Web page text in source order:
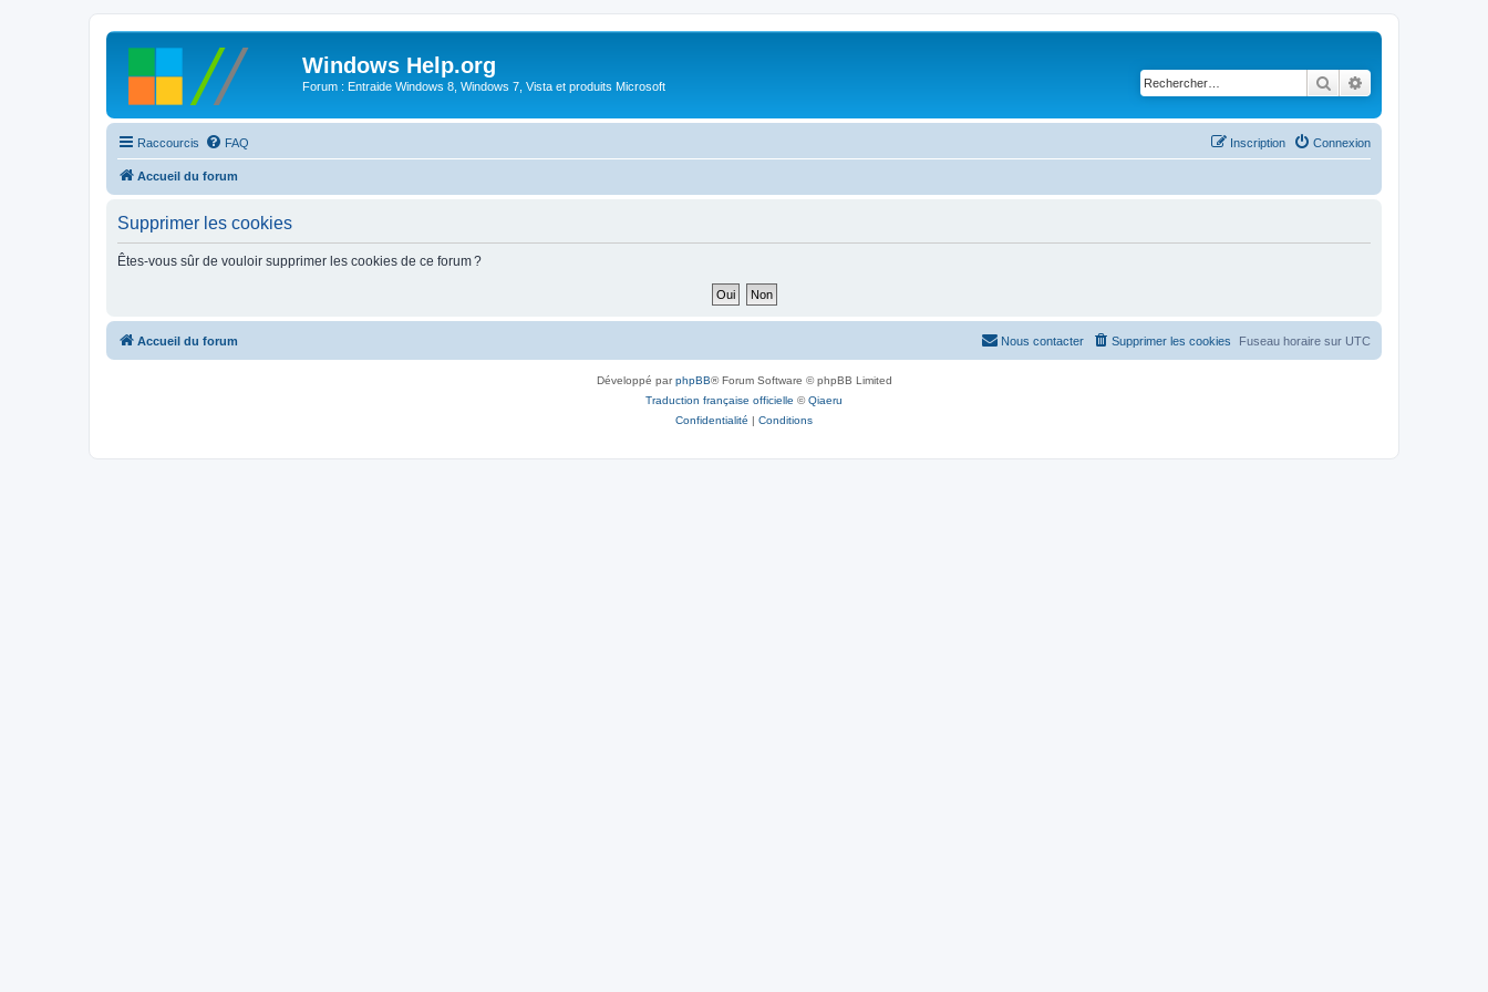
Windows Help.org
Forum : Entraide Windows 8, Windows 7, Vista et produits Microsoft Rechercher
Raccourcis FAQ Connexion
Inscription
Accueil du forum
Supprimer les cookies
Êtes-vous sûr de vouloir supprimer les cookies de ce forum ?
Accueil du forum Fuseau horaire sur UTC
Supprimer les cookies
Nous contacter
Développé parphpBB® Forum Software © phpBB Limited
Traduction française officielle ©Qiaeru
Confidentialité | Conditions